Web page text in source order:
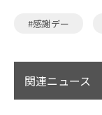
#感謝デー
関連ニュース